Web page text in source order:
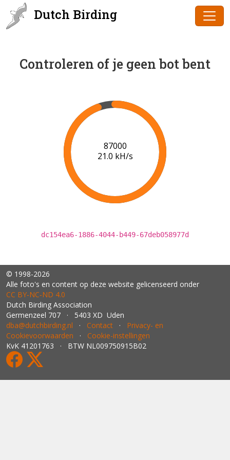
Dutch Birding
Controleren of je geen bot bent
89000
21.1 kH/s
dc154ea6-1886-4044-b449-67deb058977d
© 1998-2026
Alle foto's en content op deze website gelicenseerd onder
CC BY‑NC‑ND 4.0
Dutch Birding Association
Germenzeel 707 · 5403 XD Uden
dba@dutchbirding.nl · Contact · Privacy- en
Cookievoorwaarden · Cookie-instellingen
KvK 41201763 · BTW NL009750915B02